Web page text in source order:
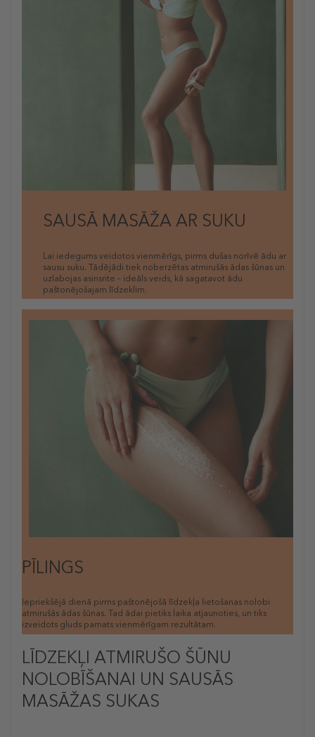
SAUSĀ MASĀŽA AR SUKU
Lai iedegums veidotos vienmērīgs, pirms dušas norīvē ādu ar
sausu suku. Tādējādi tiek noberzētas atmirušās ādas šūnas un
uzlabojas asinsrite – ideāls veids, kā sagatavot ādu
paštonējošajam līdzeklim.
PĪLINGS
Iepriekšējā dienā pirms paštonējošā līdzekļa lietošanas nolobi
atmirušās ādas šūnas. Tad ādai pietiks laika atjaunoties, un tiks
izveidots gluds pamats vienmērīgam rezultātam.
LĪDZEKĻI ATMIRUŠO ŠŪNU
NOLOBĪŠANAI UN SAUSĀS
MASĀŽAS SUKAS